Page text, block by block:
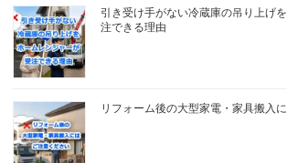
引き受け手がない冷蔵庫の吊り上げ
注できる理由
リフォーム後の大型家電・家具搬入